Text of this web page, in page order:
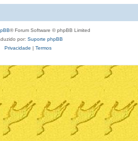
® Forum Software © phpBB Limited
por: Suporte phpBB
Privacidade | Termos